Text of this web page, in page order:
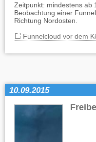
Zeitpunkt: mindestens ab
Beobachtung einer
Richtung Nordosten.
Funnelcloud vor dem
10.09.2015